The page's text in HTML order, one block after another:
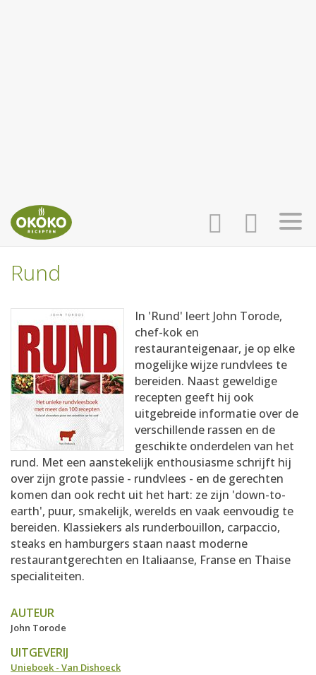
AANMELDEN
RECEPTEN
WEEKMENU'S
KOOKBOEKEN
Rund
In 'Rund' leert John Torode,
chef-kok en
restauranteigenaar, je op elke
mogelijke wijze rundvlees te
bereiden. Naast geweldige
recepten geeft hij ook
uitgebreide informatie over de
verschillende rassen en de
geschikte onderdelen van het
rund. Met een aanstekelijk enthousiasme schrijft hij
over zijn grote passie - rundvlees - en de gerechten
komen dan ook recht uit het hart: ze zijn 'down-to-
earth', puur, smakelijk, werelds en vaak eenvoudig te
bereiden. Klassiekers als runderbouillon, carpaccio,
steaks en hamburgers staan naast moderne
restaurantgerechten en Italiaanse, Franse en Thaise
specialiteiten.
AUTEUR
John Torode
UITGEVERIJ
Unieboek - Van Dishoeck